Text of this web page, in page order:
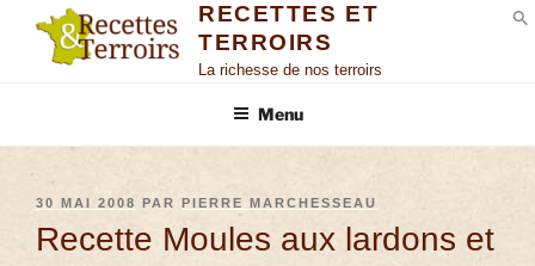
RECETTES ET
TERROIRS
La richesse de nos terroirs
Menu
30 MAI 2008 PAR PIERRE MARCHESSEAU
Recette Moules aux lardons et